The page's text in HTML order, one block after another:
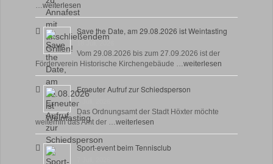
…weiterlesen
Save the Date, am 29.08.2026 ist Weintasting
Vom 29.08.2026 bis zum 27.09.2026 ist der
Förderverein Historische Kirchengebäude …weiterlesen
Erneuter Aufruf zur Schiedsperson
8 Juli, 2026
Das Ordnungsamt der Stadt Höxter möchte
weiterhin das Amt der …weiterlesen
Sport-event beim Tennisclub